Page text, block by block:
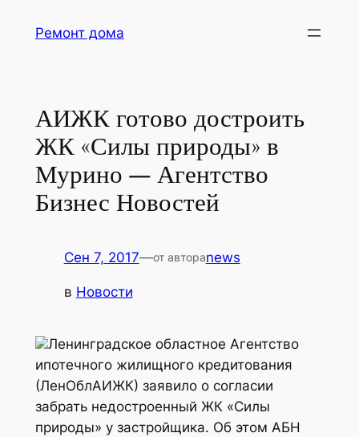
Ремонт дома
АИЖК готово достроить
ЖК «Силы природы» в
Мурино — Агентство
Бизнес Новостей
Сен 7, 2017—от автораnews
в Новости
Ленинградское областное Агентство
ипотечного жилищного кредитования
(ЛенОблАИЖК) заявило о согласии
забрать недостроенный ЖК «Силы
природы» у застройщика. Об этом АБН